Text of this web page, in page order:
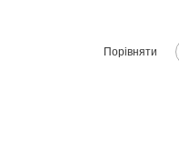
Порівняти